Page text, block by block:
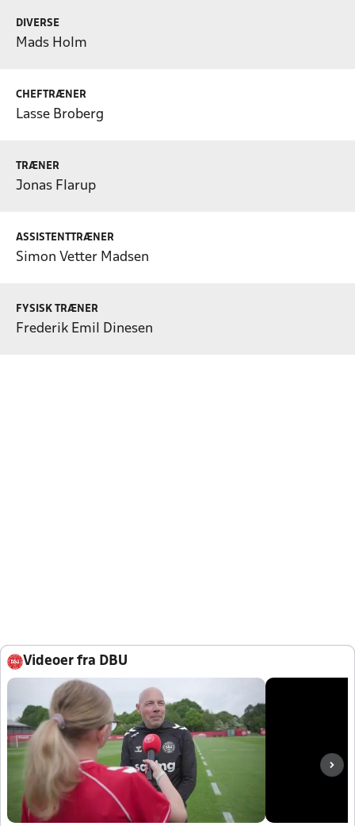
DIVERSE
Mads Holm
CHEFTRÆNER
Lasse Broberg
TRÆNER
Jonas Flarup
ASSISTENTTRÆNER
Simon Vetter Madsen
FYSISK TRÆNER
Frederik Emil Dinesen
Videoer fra DBU